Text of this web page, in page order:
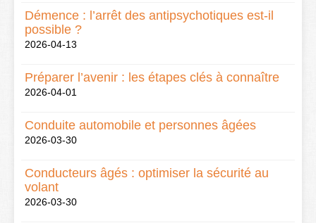
Démence : l’arrêt des antipsychotiques est-il
possible ?
2026-04-13
Préparer l’avenir : les étapes clés à connaître
2026-04-01
Conduite automobile et personnes âgées
2026-03-30
Conducteurs âgés : optimiser la sécurité au
volant
2026-03-30